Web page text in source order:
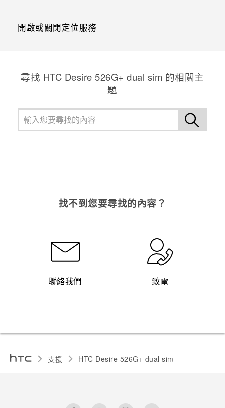
開啟或關閉定位服務
尋找 HTC Desire 526G+ dual sim 的相關主
題
找不到您要尋找的內容？
聯絡我們 致電
支援 HTC Desire 526G+ dual sim‎